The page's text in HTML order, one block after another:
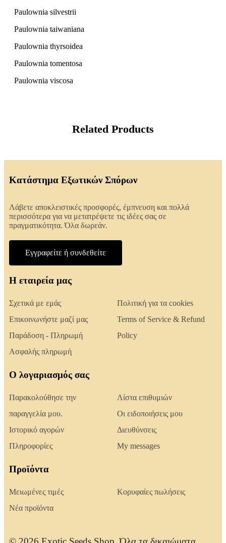
Paulownia silvestrii
Paulownia taiwaniana
Paulownia thyrsoidea
Paulownia tomentosa
Paulownia viscosa
Related Products
Κατάστημα Εξωτικών Σπόρων
Λάβετε αποκλειστικές προσφορές, έμπνευση και πολλά
περισσότερα για να μετατρέψετε τις ιδέες σας σε
πραγματικότητα. Όλα δωρεάν.
Εγγραφείτε ή συνδεθείτε
Η εταιρεία μας
Σχετικά με εμάς
Επικοινωνήστε μαζί μας
Παράδοση - Πληρωμή
Ασφαλής πληρωμή
Πολιτική για τα cookies
Terms of Service & Refund
Policy
Ο λογαριασμός σας
Παρακολούθησε την
παραγγελία μου.
Ιστορικό αγορών
Πληροφορίες
Λίστα επιθυμιών
Οι ειδοποιήσεις μου
Διευθύνσεις
My messages
Προϊόντα
Μειωμένες τιμές
Νέα προϊόντα
Κορυφαίες πωλήσεις